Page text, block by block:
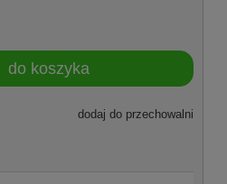
do koszyka
dodaj do przechowalni